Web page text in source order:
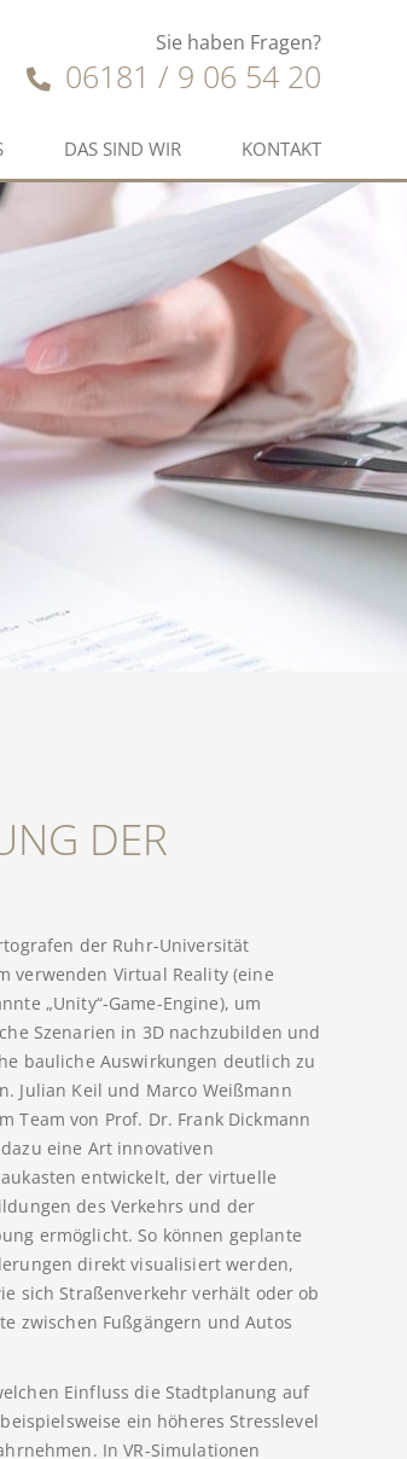
Sie haben Fragen?
06181 / 9 06 54 20
DAS SIND WIR KONTAKT
DER
der Ruhr-Universität
verwenden Virtual Reality (eine
„Unity“-Game-Engine), um
Szenarien in 3D nachzubilden und
bauliche Auswirkungen deutlich zu
Julian Keil und Marco Weißmann
Team von Prof. Dr. Frank Dickmann
eine Art innovativen
entwickelt, der virtuelle
des Verkehrs und der
ermöglicht. So können geplante
direkt visualisiert werden,
sich Straßenverkehr verhält oder ob
zwischen Fußgängern und Autos
Einfluss die Stadtplanung auf
ein höheres Stresslevel
In VR-Simulationen